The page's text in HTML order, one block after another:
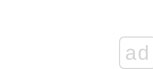
ad